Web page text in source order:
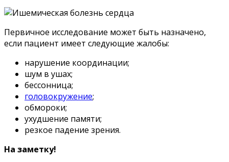
Первичное исследование может быть назначено,
если пациент имеет следующие жалобы:
нарушение координации;
шум в ушах;
бессонница;
головокружение;
обмороки;
ухудшение памяти;
резкое падение зрения.
На заметку!